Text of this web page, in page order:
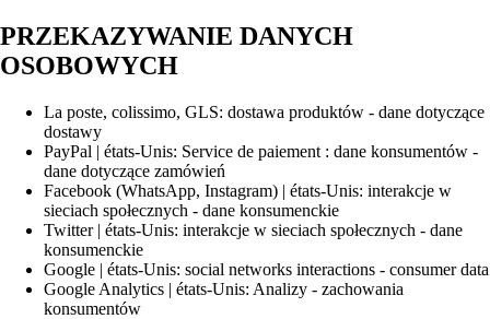
PRZEKAZYWANIE DANYCH
OSOBOWYCH
La poste, colissimo, GLS: dostawa produktów - dane dotyczące
dostawy
PayPal | états-Unis: Service de paiement : dane konsumentów -
dane dotyczące zamówień
Facebook (WhatsApp, Instagram) | états-Unis: interakcje w
sieciach społecznych - dane konsumenckie
Twitter | états-Unis: interakcje w sieciach społecznych - dane
konsumenckie
Google | états-Unis: social networks interactions - consumer data
Google Analytics | états-Unis: Analizy - zachowania
konsumentów